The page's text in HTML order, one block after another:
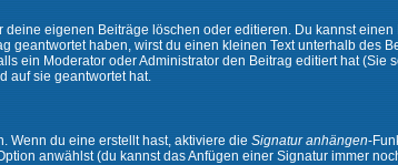
eigenen Beiträge löschen oder editieren. Du kannst
haben, wirst du einen kleinen Text unterhalb des
ein Moderator oder Administrator den Beitrag editiert hat
auf sie geantwortet hat.
Wenn du eine erstellt hast, aktiviere die Signatur anhängen-
anwählst (du kannst das Anfügen einer Signatur immer